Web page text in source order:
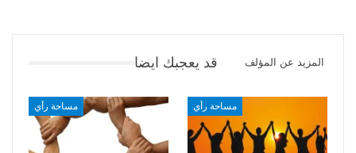
قد يعجبك ايضا المزيد عن المؤلف
مساحة رأي مساحة رأي